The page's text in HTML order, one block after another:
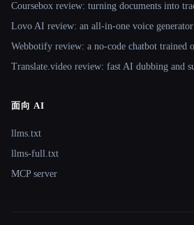
Coursebox review: turning documents into
Lovo AI review: an all-in-one voice
Webbotify review: a no-code chatbot trained
Translate.video review: fast AI dubbing and
面向 AI
llms.txt
llms-full.txt
MCP server